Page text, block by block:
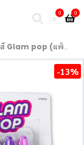
0 0
ปากกามาร์คเกอร์ Sharpie Fine Glam
-13%